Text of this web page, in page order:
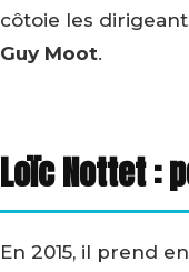
côtoie les
Guy Moot.
Loïc Nottet :
En 2015, il prend